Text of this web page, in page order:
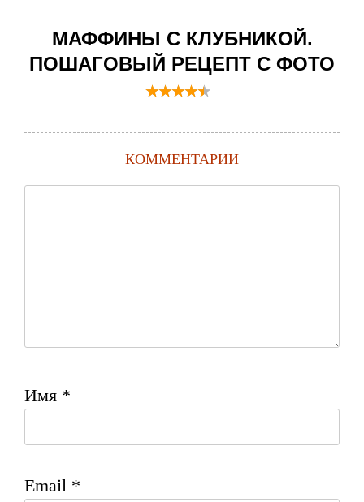
МАФФИНЫ С КЛУБНИКОЙ.
ПОШАГОВЫЙ РЕЦЕПТ С ФОТО
КОММЕНТАРИИ
Имя *
Email *